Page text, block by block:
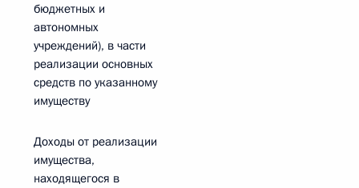
бюджетных и
автономных
учреждений), в части
реализации основных
средств по указанному
имуществу
Доходы от реализации
имущества,
находящегося в